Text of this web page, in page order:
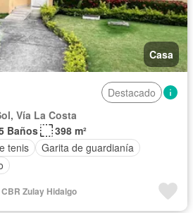
Casa
Destacado
Vía La Costa
Baños
398 m²
tenis
Garita de guardianía
Zulay Hidalgo